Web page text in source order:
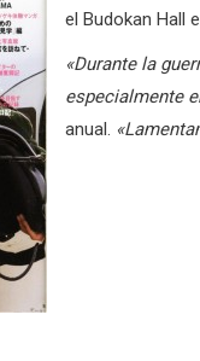
el Budokan Hall
«Durante la
especialmente
anual.